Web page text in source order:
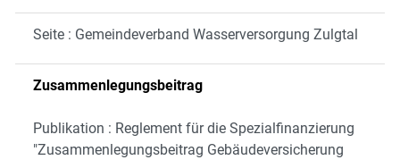
Seite : Gemeindeverband Wasserversorgung Zulgtal
Zusammenlegungsbeitrag
Publikation : Reglement für die Spezialfinanzierung
"Zusammenlegungsbeitrag Gebäudeversicherung